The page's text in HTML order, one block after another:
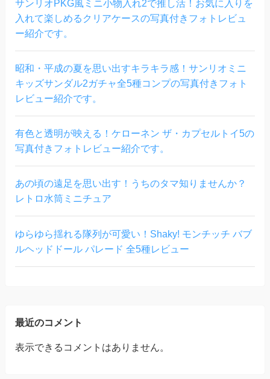
サンリオPKG風ミニ小物入れ2で推し活！お気に入りを
入れて楽しめるクリアケースの写真付きフォトレビュ
ー紹介です。
昭和・平成の夏を思い出すキラキラ感！サンリオミニ
キッズサンダル2ガチャ全5種コンプの写真付きフォト
レビュー紹介です。
有色と透明が映える！ケローネン ザ・カプセルトイ5の
写真付きフォトレビュー紹介です。
あの頃の遠足を思い出す！うちのタマ知りませんか？
レトロ水筒ミニチュア
ゆらゆら揺れる隊列が可愛い！Shaky! モンチッチ バブ
ルヘッドドール パレード 全5種レビュー
最近のコメント
表示できるコメントはありません。